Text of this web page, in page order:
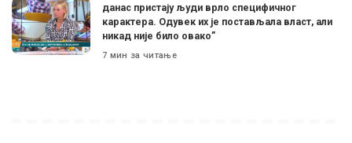
данас пристају људи врло специфичног
карактера. Одувек их је постављала власт, али
никад није било овако”
7 мин за читање